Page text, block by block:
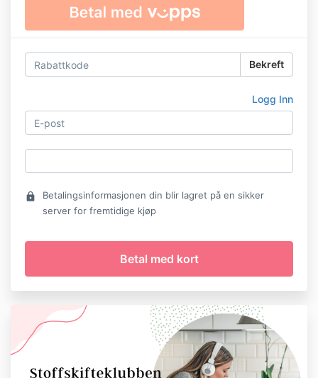
Bekreft
Logg Inn
lock
Betalingsinformasjonen din blir lagret på en sikker
server for fremtidige kjøp